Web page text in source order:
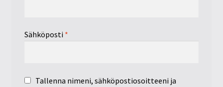
Sähköposti *
Tallenna nimeni, sähköpostiosoitteeni ja